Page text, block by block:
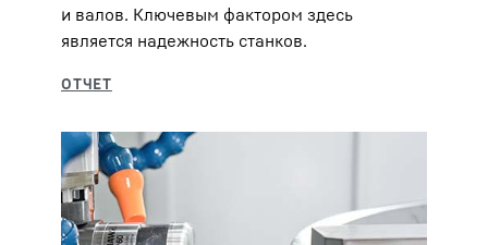
и валов. Ключевым фактором здесь
является надежность станков.